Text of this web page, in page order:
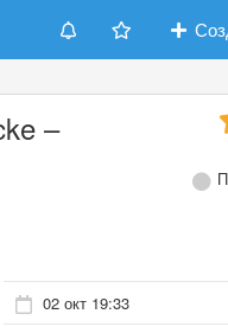
–
02 окт 19:33